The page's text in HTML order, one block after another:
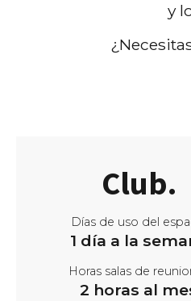
y
Club.
Días de uso del
1 día a la
Horas salas de
2 horas al